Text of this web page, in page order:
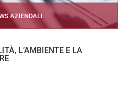
AZIENDALI
L’AMBIENTE E LA